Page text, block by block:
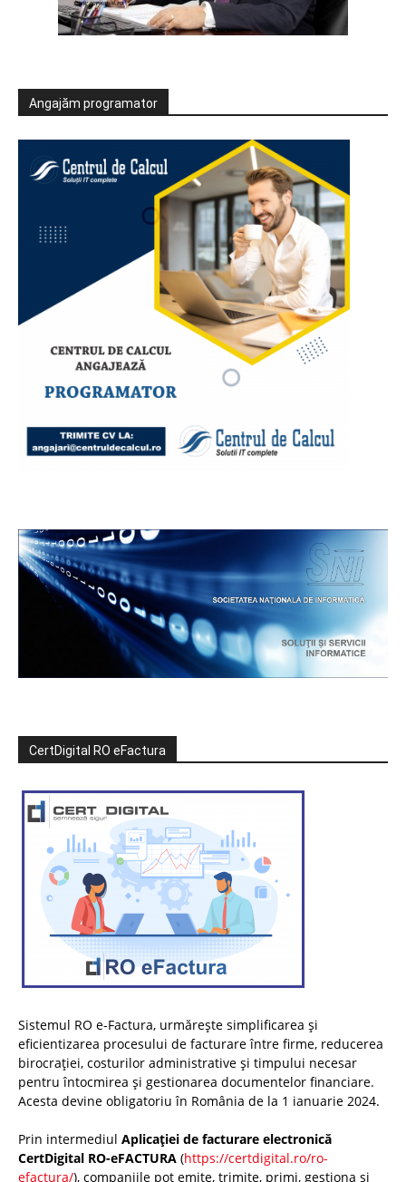
Angajăm programator
CertDigital RO eFactura
Sistemul RO e-Factura, urmărește simplificarea și
eficientizarea procesului de facturare între firme, reducerea
birocrației, costurilor administrative și timpului necesar
pentru întocmirea și gestionarea documentelor financiare.
Acesta devine obligatoriu în România de la 1 ianuarie 2024.
Prin intermediul Aplicației de facturare electronică
CertDigital RO-eFACTURA (https://certdigital.ro/ro-
efactura/), companiile pot emite, trimite, primi, gestiona și